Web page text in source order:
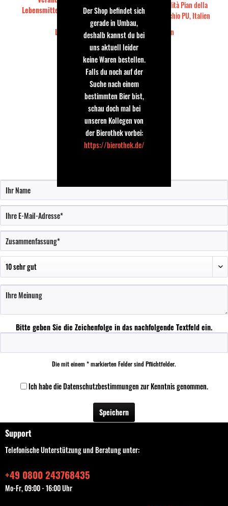
Lebensmittelunternehmen::
Collesi s.r.l., Località Pian della
Serra, 61042 Apecchio PU, Italien
Land:
Italien
Holger
24.06.2018
Ein wunderbar aromatisches Bier
Wirklich Sau lecker
Bitte geben Sie die Zeichenfolge in das nachfolgende Textfeld ein.
Die mit einem * markierten Felder sind Pflichtfelder.
Ich habe dieDatenschutzbestimmungenzur Kenntnis genommen.
Speichern
Support
Telefonische Unterstützung und Beratung unter:
+49 0800 243768435
Mo-Fr, 09:00 - 16:00 Uhr
Der Shop befindet sich
gerade in Umbau,
deshalb kannst du bei
uns aktuell leider
keine Waren bestellen.
Falls du noch auf der
Suche nach einem
bestimmten Bier bist,
schau doch mal bei
unseren Kollegen von
der Bierothek vorbei:
https://bierothek.de/